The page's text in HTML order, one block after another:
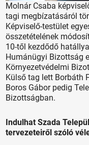
Molnár Csaba
tagi megbízatásáról
Képviselő-testület
összetételének
10-től kezdődő
Humánügyi Bizottság
Környezetvédelmi
Külső tag lett Borbáth
Boros Gábor pedig
Bizottságban.
Indulhat Szada
tervezeteiről szóló